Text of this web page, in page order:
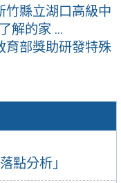
點分析」
竹縣立湖口高級中
解的家 ...
育部獎助研發特殊